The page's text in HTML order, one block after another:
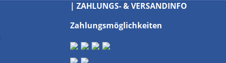
| ZAHLUNGS- & VERSANDINFO
Zahlungsmöglichkeiten